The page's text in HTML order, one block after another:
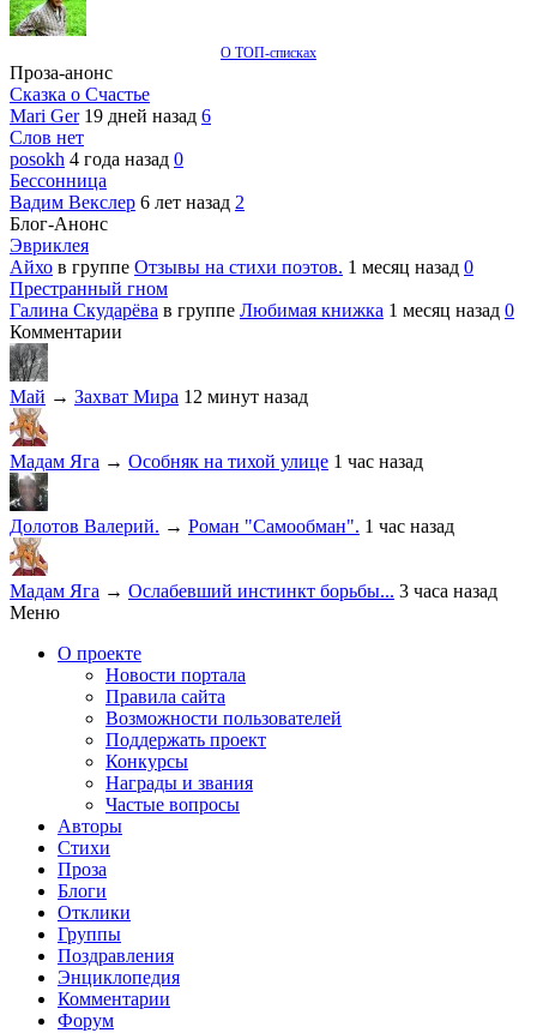
О ТОП-списках
Проза-анонс
Сказка о Счастье
Mari Ger 19 дней назад 6
Слов нет
posokh 4 года назад 0
Бессонница
Вадим Векслер 6 лет назад 2
Блог-Анонс
Эвриклея
Айхо в группе Отзывы на стихи поэтов. 1 месяц назад 0
Престранный гном
Галина Скударёва в группе Любимая книжка 1 месяц назад 0
Комментарии
Май → Захват Мира 12 минут назад
Мадам Яга → Особняк на тихой улице 1 час назад
Долотов Валерий. → Роман "Самообман". 1 час назад
Мадам Яга → Ослабевший инстинкт борьбы... 3 часа назад
Меню
О проекте
Новости портала
Правила сайта
Возможности пользователей
Поддержать проект
Конкурсы
Награды и звания
Частые вопросы
Авторы
Стихи
Проза
Блоги
Отклики
Группы
Поздравления
Энциклопедия
Комментарии
Форум